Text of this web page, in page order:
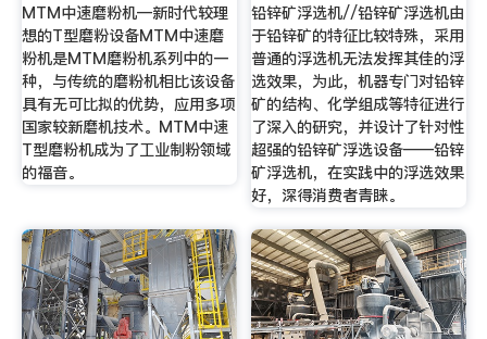
MTM中速磨粉机—新时代较理
想的T型磨粉设备MTM中速磨
粉机是MTM磨粉机系列中的一
种，与传统的磨粉机相比该设备
具有无可比拟的优势，应用多项
国家较新磨机技术。MTM中速
T型磨粉机成为了工业制粉领域
的福音。
铅锌矿浮选机//铅锌矿浮选机由
于铅锌矿的特征比较特殊，采用
普通的浮选机无法发挥其佳的浮
选效果，为此，机器专门对铅锌
矿的结构、化学组成等特征进行
了深入的研究，并设计了针对性
超强的铅锌矿浮选设备——铅锌
矿浮选机，在实践中的浮选效果
好，深得消费者青睐。